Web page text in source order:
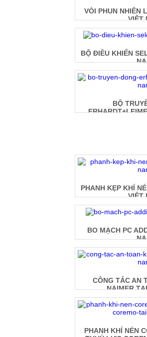
VÒI PHUN NHIÊN
VIỆT
BỘ ĐIỀU KHIỂN
BỘ
PHANH KẸP KHÍ
VIỆT
BO MẠCH PC
CÔNG TẮC AN
NAIMER
PHANH KHÍ NÉN